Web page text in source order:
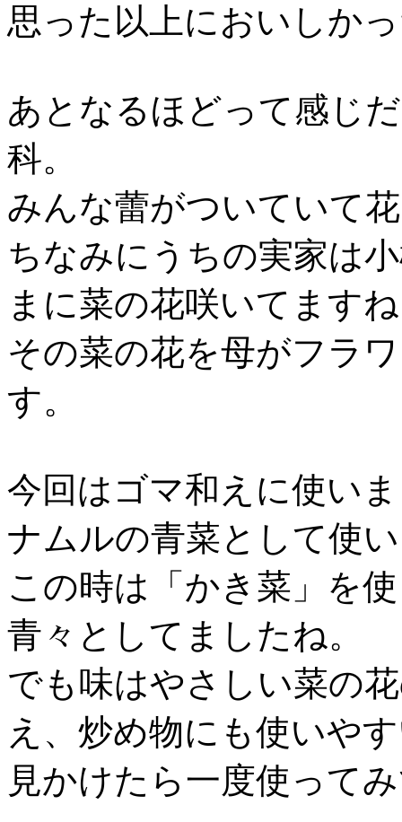
思った以上においしか
あとなるほどって感じ
科。
みんな蕾がついていて
ちなみにうちの実家は
まに菜の花咲いてます
その菜の花を母がフラ
す。
今回はゴマ和えに使い
ナムルの青菜として使
この時は「かき菜」を
青々としてましたね。
でも味はやさしい菜の
え、炒め物にも使いや
見かけたら一度使って